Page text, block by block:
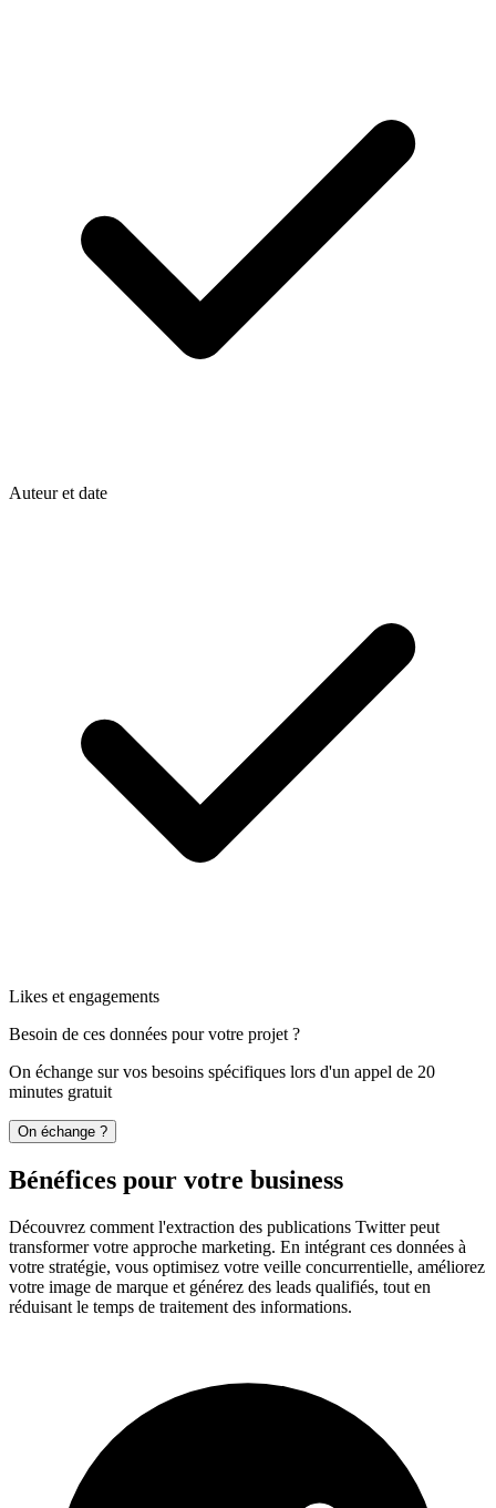
Auteur et date
Likes et engagements
Besoin de ces données pour votre projet ?
On échange sur vos besoins spécifiques lors d'un appel de 20
minutes gratuit
On échange ?
Bénéfices pour votre business
Découvrez comment l'extraction des publications Twitter peut
transformer votre approche marketing. En intégrant ces données à
votre stratégie, vous optimisez votre veille concurrentielle, améliorez
votre image de marque et générez des leads qualifiés, tout en
réduisant le temps de traitement des informations.